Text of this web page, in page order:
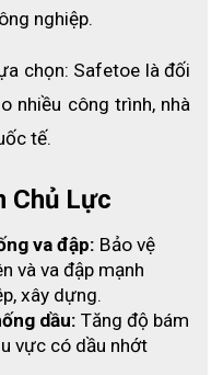
bảo vệ chân khỏi nguy cơ
thiết kế để giảm thiểu
sử dụng an toàn khỏi các
thường sử dụng các hóa
vệ chân khỏi tiếp xúc trực
mòn: Giày bảo hộ này có
mòn, bảo vệ chân khỏi
nghiệp.
chọn: Safetoe là đối
nhiều công trình, nhà
tế.
Chủ Lực
va đập: Bảo vệ
và va đập mạnh
xây dựng.
dầu: Tăng độ bám
vực có dầu nhớt